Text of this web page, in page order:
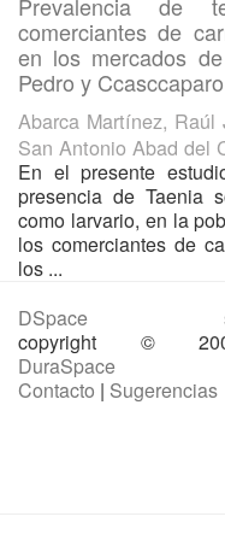
comerciantes de
en los mercados
Pedro y
Abarca Martínez, Raúl
San Antonio Abad del
En el presente
presencia de Taenia
como larvario, en la
los comerciantes de
los ...
DSpace
copyright ©
DuraSpace
Contacto | Sugerencias